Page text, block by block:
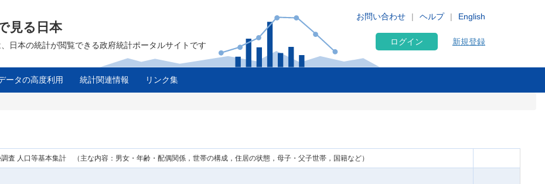
English
お問い合わせ ヘルプ
見る日本
日本の統計が閲覧できる政府統計ポータルサイトです ログイン 新規登録
ータの高度利用 統計関連情報 リンク集
査 人口等基本集計 （主な内容：男女・年齢・配偶関係，世帯の構成，住居の状態，母子・父子世帯，国籍など）